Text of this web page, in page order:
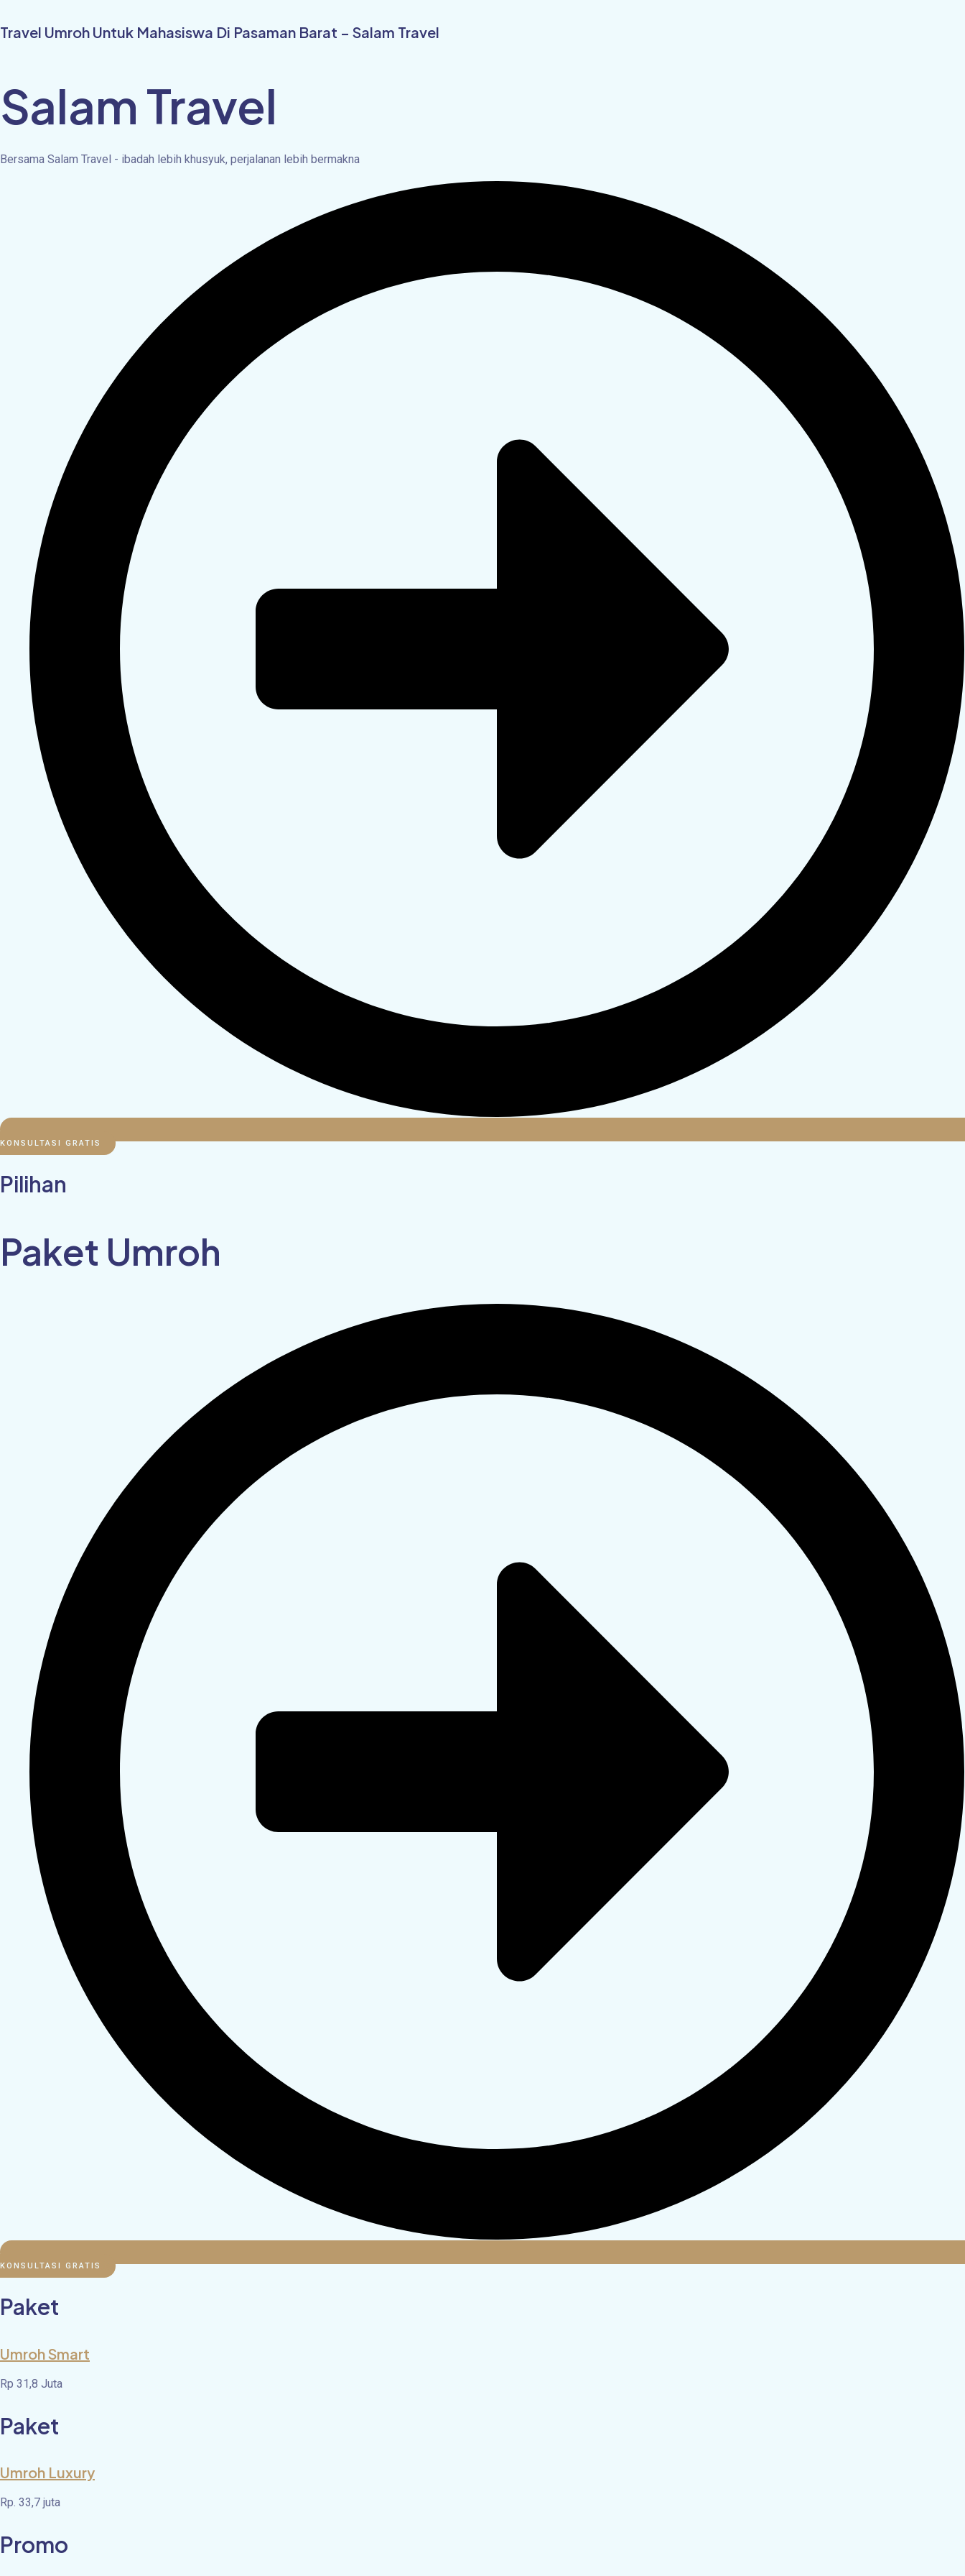
content
Travel Umroh Untuk Mahasiswa Di Pasaman Barat – Salam Travel
Salam Travel
Bersama Salam Travel - ibadah lebih khusyuk, perjalanan lebih bermakna
KONSULTASI GRATIS
Pilihan
Paket Umroh
KONSULTASI GRATIS
Paket
Umroh Smart
Rp 31,8 Juta
Paket
Umroh Luxury
Rp. 33,7 juta
Promo